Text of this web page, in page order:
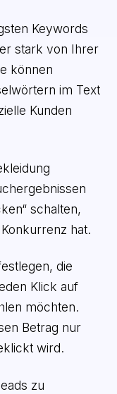
Keywords
stark von Ihrer
können
im Text
Kunden
schalten,
hat.
die
Klick auf
möchten.
Betrag nur
wird.
zu